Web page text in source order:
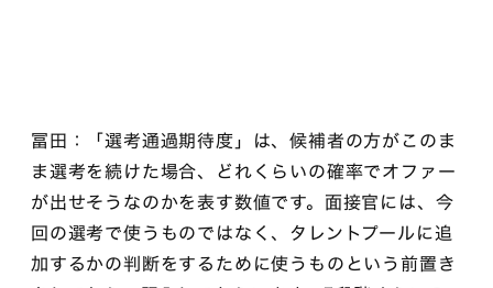
冨田：「選考通過期待度」は、候補者の方がこのま
ま選考を続けた場合、どれくらいの確率でオファー
が出せそうなのかを表す数値です。面接官には、今
回の選考で使うものではなく、タレントプールに追
加するかの判断をするために使うものという前置き